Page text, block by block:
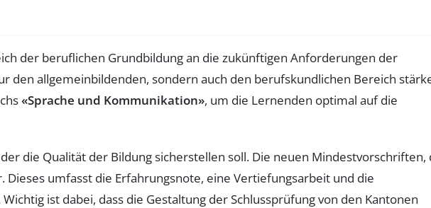
der beruflichen Grundbildung an die zukünftigen Anforderungen der
den allgemeinbildenden, sondern auch den berufskundlichen Bereich
«Sprache und Kommunikation», um die Lernenden optimal auf die
die Qualität der Bildung sicherstellen soll. Die neuen Mindestvorschriften,
Dieses umfasst die Erfahrungsnote, eine Vertiefungsarbeit und die
ist dabei, dass die Gestaltung der Schlussprüfung von den Kantonen